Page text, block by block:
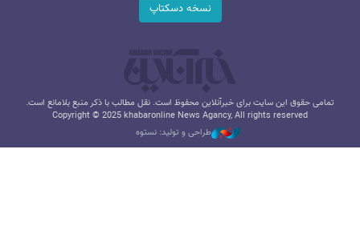
نسخه دسکتاپ
تمامی حقوق این سایت برای خبرآنلاین محفوظ است. نقل مطالب با ذکر منبع بلامانع است.
Copyright © 2025 khabaronline News Agancy, All rights reserved
طراحی و تولید: نستوه